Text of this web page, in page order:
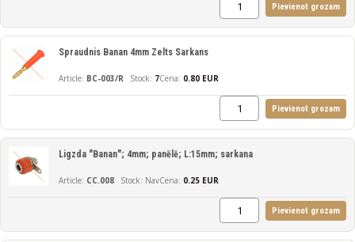
Pievienot grozam
BC-003/R
Spraudnis Banan 4mm Zelts Sarkans
7Cena: 0.80 EUR
Pievienot grozam
CC.008
Ligzda "Banan"; 4mm; panēlē; L:15mm; sarkana
NavCena: 0.25 EUR
Pievienot grozam